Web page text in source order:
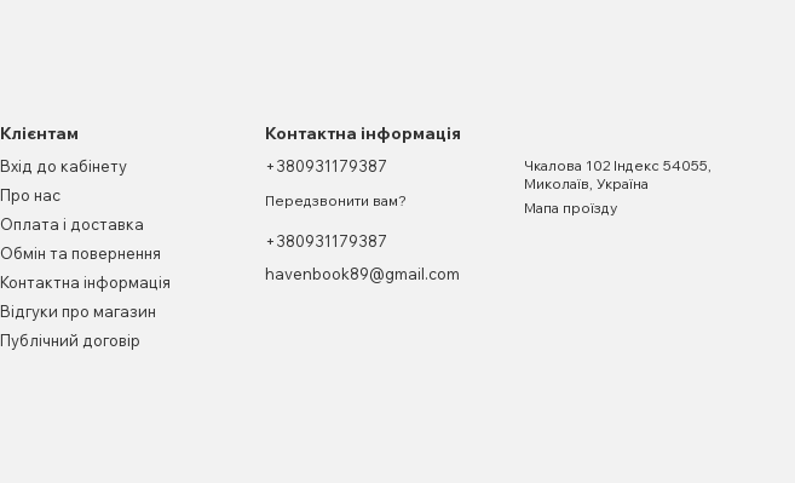
Клієнтам
Вхід до кабінету
Про нас
Оплата і доставка
Обмін та повернення
Контактна інформація
Відгуки про магазин
Публічний договір
Контактна інформація
+380931179387
Передзвонити вам?
+380931179387
havenbook89@gmail.com
Чкалова 102 Індекс 54055,
Миколаїв, Україна
Мапа проїзду